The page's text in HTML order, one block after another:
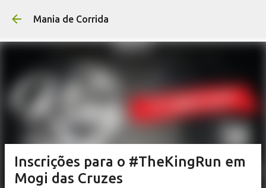
Mania de Corrida
Inscrições para o #TheKingRun em
Mogi das Cruzes